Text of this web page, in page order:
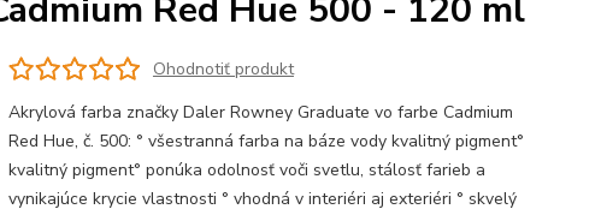
Red Hue 500 - 120 ml
Ohodnotiť produkt
Akrylová farba značky Daler Rowney Graduate vo farbe Cadmium
Red Hue, č. 500: ° všestranná farba na báze vody kvalitný pigment°
kvalitný pigment° ponúka odolnosť voči svetlu, stálosť farieb a
vynikajúce krycie vlastnosti ° vhodná v interiéri aj exteriéri ° skvelý